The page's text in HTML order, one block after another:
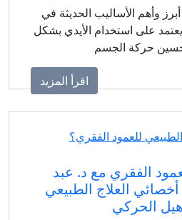
وأهم الأساليب الحديثة في
على استخدام الأيدي بشكل
حركة الجسم
اقرأ المزيد
الفقري مع د. عبد
العلاج الطبيعي
الحركي